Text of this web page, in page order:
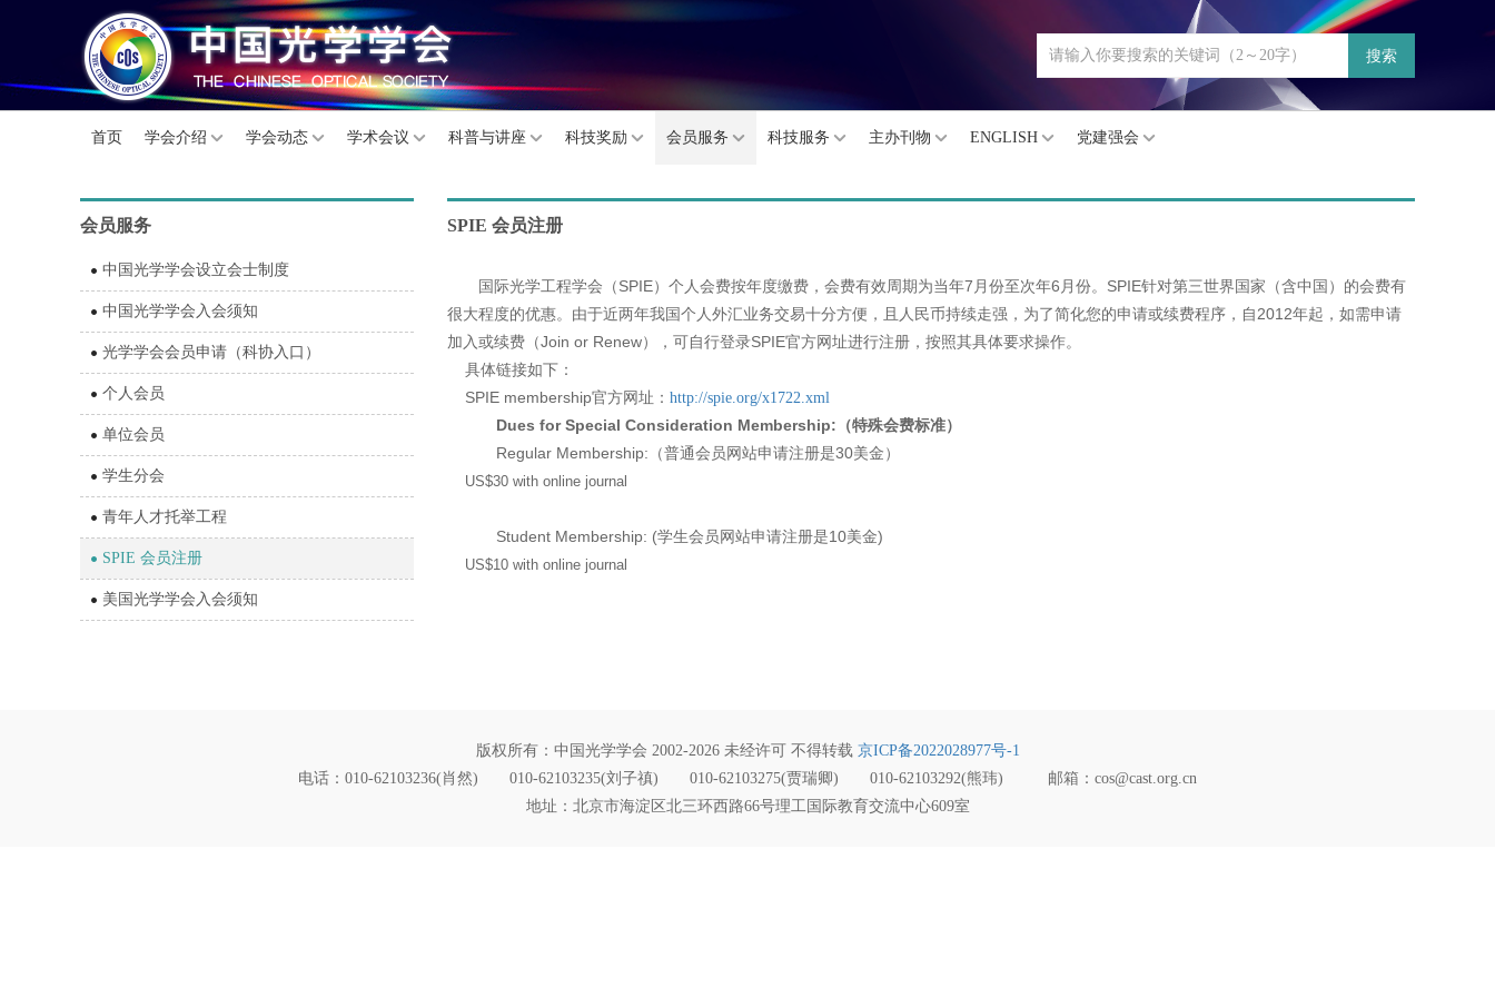
搜索
首页 学会介绍 学会动态 学术会议 科普与讲座 科技奖励 会员服务 科技服务 主办刊物 ENGLISH 党建强会
会员服务
中国光学学会设立会士制度
中国光学学会入会须知
光学学会会员申请（科协入口）
个人会员
单位会员
学生分会
青年人才托举工程
SPIE 会员注册
美国光学学会入会须知
SPIE 会员注册
国际光学工程学会（SPIE）个人会费按年度缴费，会费有效周期为当年7月份至次年6月份。SPIE针对第三世界国家（含中国）的会费有
很大程度的优惠。由于近两年我国个人外汇业务交易十分方便，且人民币持续走强，为了简化您的申请或续费程序，自2012年起，如需申请
加入或续费（Join or Renew），可自行登录SPIE官方网址进行注册，按照其具体要求操作。
具体链接如下：
SPIE membership官方网址： http://spie.org/x1722.xml
Dues for Special Consideration Membership:（特殊会费标准）
Regular Membership:（普通会员网站申请注册是30美金）
US$30 with online journal
Student Membership: (学生会员网站申请注册是10美金)
US$10 with online journal
版权所有：中国光学学会 2002-2026 未经许可 不得转载 京ICP备2022028977号-1
电话：010-62103236(肖然) 010-62103235(刘子禛) 010-62103275(贾瑞卿) 010-62103292(熊玮) 邮箱：cos@cast.org.cn
地址：北京市海淀区北三环西路66号理工国际教育交流中心609室